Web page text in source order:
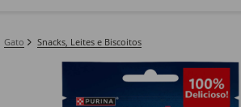
Gato Snacks, Leites e Biscoitos